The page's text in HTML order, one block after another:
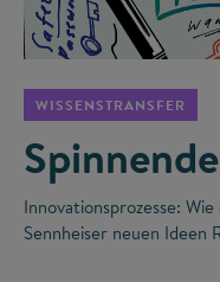
WISSENSTRANSFER
Innovationsprozesse:
Sennheiser neuen Ideen